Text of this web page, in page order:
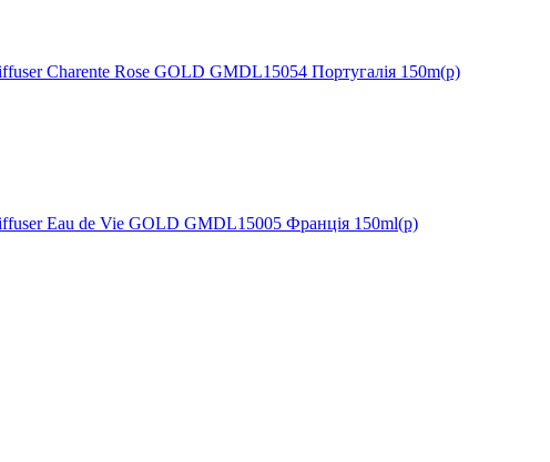
Charente Rose GOLD GMDL15054 Португалія 150m(р)
Eau de Vie GOLD GMDL15005 Франція 150ml(р)